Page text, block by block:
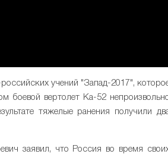
учений "Запад-2017",
боевой вертолет Ка-52
тяжелые ранения получили
заявил, что Россия во время